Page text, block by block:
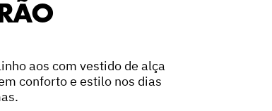
aos com vestido de alça
conforto e estilo nos dias